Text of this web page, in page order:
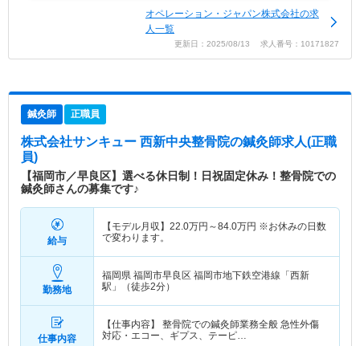
オペレーション・ジャパン株式会社の求
人一覧
更新日：2025/08/13 求人番号：10171827
鍼灸師 正職員
株式会社サンキュー 西新中央整骨院の鍼灸師求人(正職
員)
【福岡市／早良区】選べる休日制！日祝固定休み！整骨院での
鍼灸師さんの募集です♪
給与
【モデル月収】 22.0万円～84.0万円 ※お休みの日数
で変わります。
勤務地
福岡県 福岡市早良区 福岡市地下鉄空港線「西新
駅」（徒歩2分）
仕事内容
【仕事内容】 整骨院での鍼灸師業務全般 急性外傷
対応・エコー、ギプス、テーピ…